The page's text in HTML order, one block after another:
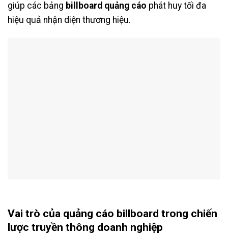
giúp các bảng billboard quảng cáo phát huy tối đa
hiệu quả nhận diện thương hiệu.
Vai trò của quảng cáo billboard trong chiến
lược truyền thông doanh nghiệp